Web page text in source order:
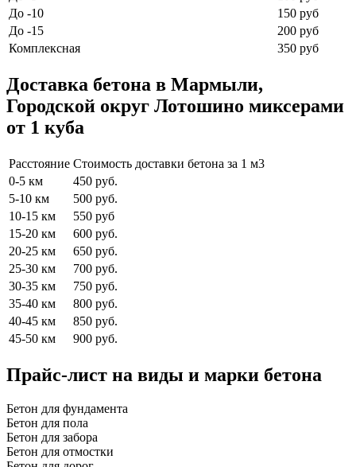
До -10
150 руб
До -15
200 руб
Комплексная
350 руб
Доставка бетона в Мармыли,
Городской округ Лотошино миксерами
от 1 куба
Расстояние Стоимость доставки бетона за 1 м3
0-5 км
450 руб.
5-10 км
500 руб.
10-15 км
550 руб
15-20 км
600 руб.
20-25 км
650 руб.
25-30 км
700 руб.
30-35 км
750 руб.
35-40 км
800 руб.
40-45 км
850 руб.
45-50 км
900 руб.
Прайс-лист на виды и марки бетона
Бетон для фундамента
Бетон для пола
Бетон для забора
Бетон для отмостки